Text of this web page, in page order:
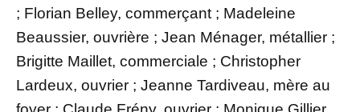
; Florian Belley, commerçant ; Madeleine
Beaussier, ouvrière ; Jean Ménager, métallier ;
Brigitte Maillet, commerciale ; Christopher
Lardeux, ouvrier ; Jeanne Tardiveau, mère au